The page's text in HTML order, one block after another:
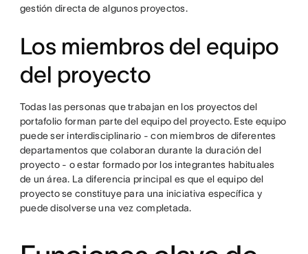
gestión directa de algunos proyectos.
Los miembros del equipo
del proyecto
Todas las personas que trabajan en los proyectos del
portafolio forman parte del equipo del proyecto. Este equipo
puede ser interdisciplinario - con miembros de diferentes
departamentos que colaboran durante la duración del
proyecto - o estar formado por los integrantes habituales
de un área. La diferencia principal es que el equipo del
proyecto se constituye para una iniciativa específica y
puede disolverse una vez completada.